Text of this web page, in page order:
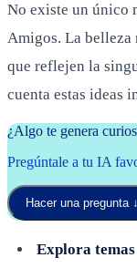
No existe un único
Amigos. La belleza
que reflejen la
cuenta estas ideas
¿Algo te genera
Pregúntale a tu IA
Hacer una pregunta↓
Explora